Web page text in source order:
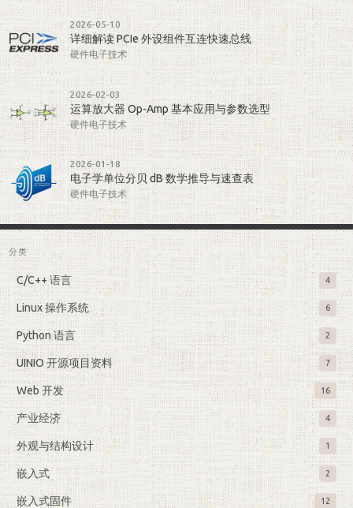
2026-05-10
详细解读 PCIe 外设组件互连快速总线
硬件电子技术
2026-02-03
运算放大器 Op-Amp 基本应用与参数选型
硬件电子技术
2026-01-18
电子学单位分贝 dB 数学推导与速查表
硬件电子技术
分类
C/C++ 语言 4
Linux 操作系统 6
Python 语言 2
UINIO 开源项目资料 7
Web 开发 16
产业经济 4
外观与结构设计 1
嵌入式 2
嵌入式固件 12